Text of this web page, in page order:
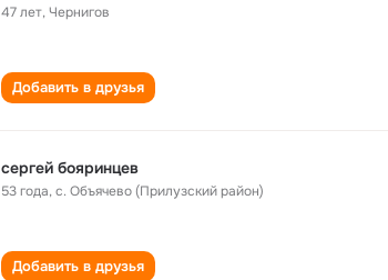
47 лет,Чернигов
Добавить в друзья
сергей бояринцев
53 года,с. Объячево (Прилузский район)
Добавить в друзья